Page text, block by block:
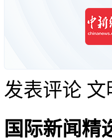
发表评论 文
国际新闻精